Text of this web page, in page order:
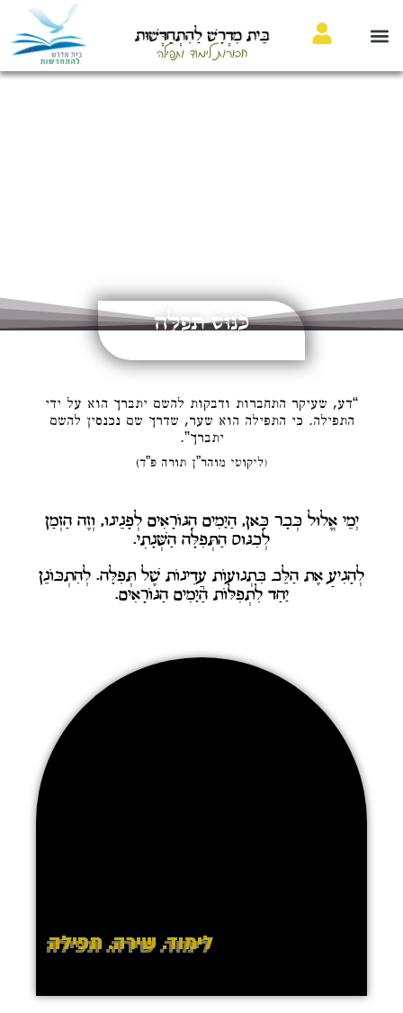
בֵּית מִדְרָשׁ לַהִתְחַדְּשׁוּת
חבורות לימוד ותפילה
כִּנּוּס תְּפִלָּה
“דע, שעיקר התחברות ודבקות להשם יתברך הוא על ידי
התפילה. כי התפילה הוא שער, שדרך שם נכנסין להשם
יתברך”.
(ליקוטי מוהר”ן תורה פ”ד)
יְמֵי אֱלוּל כְּבָר כָּאן, הַיָּמִים הַנּוֹרָאִים לְפָנֵינוּ, וְזֶה הַזְּמַן
לְכִנּוּס הַתְּפִלָּה הַשְּׁנָתִי.
לְהָנִיעַ אֶת הַלֵּב בִּתְנוּעוֹת עֲדִינוֹת שֶׁל תְּפִלָּה. לְהִתְכּוֹנֵן
יַחַד לִתְפִלּוֹת הַיָּמִים הַנּוֹרָאִים.
לימוד. שירה. תפילה